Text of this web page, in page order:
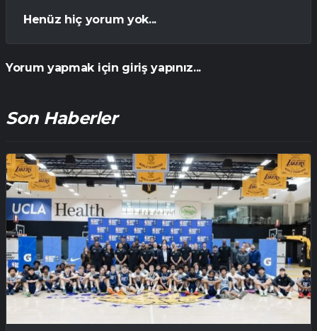
Henüz hiç yorum yok...
Yorum yapmak için giriş yapınız...
Son Haberler